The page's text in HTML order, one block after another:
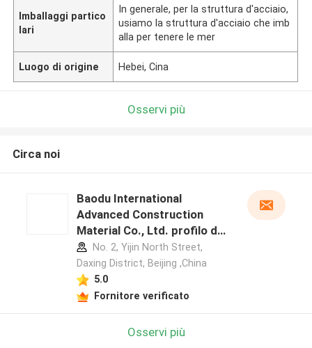
Imballaggi partico
lari
In generale, per la struttura d'acciaio,
usiamo la struttura d'acciaio che imb
alla per tenere le mer
Luogo di origine Hebei, Cina
Osservi più
Circa noi
Baodu International
Advanced Construction
Material Co., Ltd. profilo del
produttore
No. 2, Yijin North Street,
Daxing District, Beijing ,China
5.0
Fornitore verificato
Osservi più